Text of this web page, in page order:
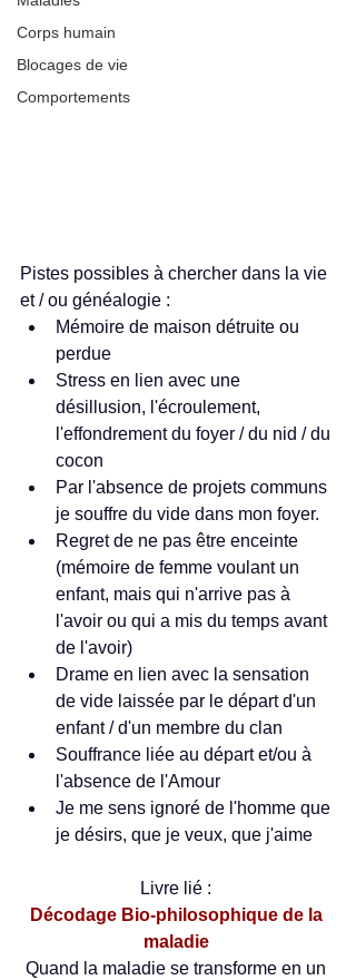
Corps humain
Blocages de vie
Comportements
Pistes possibles à chercher dans la vie
et / ou généalogie :
Mémoire de maison détruite ou
perdue
Stress en lien avec une
désillusion, l'écroulement,
l'effondrement du foyer / du nid / du
cocon
Par l'absence de projets communs
je souffre du vide dans mon foyer.
Regret de ne pas être enceinte
(mémoire de femme voulant un
enfant, mais qui n'arrive pas à
l'avoir ou qui a mis du temps avant
de l'avoir)
Drame en lien avec la sensation
de vide laissée par le départ d'un
enfant / d'un membre du clan
Souffrance liée au départ et/ou à
l'absence de l'Amour
Je me sens ignoré de l'homme que
je désirs, que je veux, que j'aime
Livre lié :
Décodage Bio-philosophique de la
maladie
Quand la maladie se transforme en un